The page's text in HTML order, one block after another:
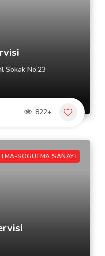
Sokak No:23
822+
SOGUTMA SANAYİ